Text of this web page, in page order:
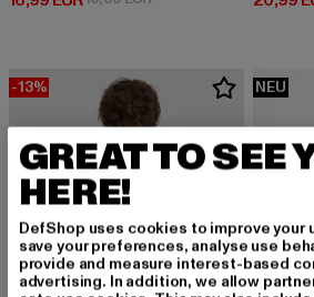
-13% NEU
GREAT TO SEE
HERE!
DefShop uses cookies to improve your
save your preferences, analyse use
provide and measure interest-based
advertising. In addition, we allow